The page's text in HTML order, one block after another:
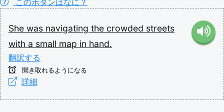
このボタンはなに？
She was navigating the crowded streets
with a small map in hand.
翻訳する
聞き取れるようになる
詳細